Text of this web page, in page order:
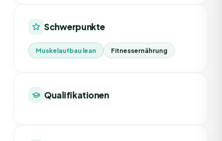
Schwerpunkte
Muskelaufbau lean Fitnessernährung
Qualifikationen